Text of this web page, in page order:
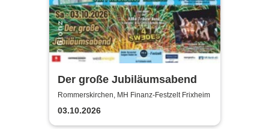
Der große Jubiläumsabend
Rommerskirchen, MH Finanz-Festzelt Frixheim
03.10.2026